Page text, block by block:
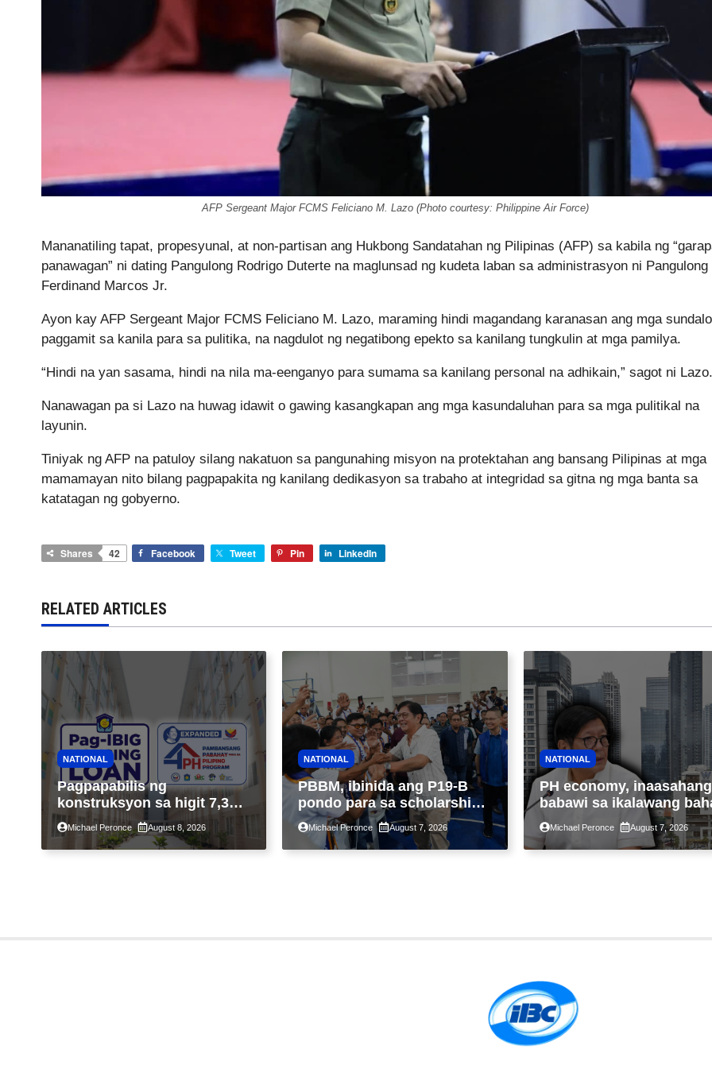
AFP Sergeant Major FCMS Feliciano M. Lazo (Photo courtesy: Philippine Air Force)
Mananatiling tapat, propesyunal, at non-partisan ang Hukbong Sandatahan ng Pilipinas (AFP) sa kabila ng
panawagan” ni dating Pangulong Rodrigo Duterte na maglunsad ng kudeta laban sa administrasyon ni Pangulong
Ferdinand Marcos Jr.
Ayon kay AFP Sergeant Major FCMS Feliciano M. Lazo, maraming hindi magandang karanasan ang mga
paggamit sa kanila para sa pulitika, na nagdulot ng negatibong epekto sa kanilang tungkulin at mga pamilya.
“Hindi na yan sasama, hindi na nila ma-eenganyo para sumama sa kanilang personal na adhikain,” sagot ni Lazo.
Nanawagan pa si Lazo na huwag idawit o gawing kasangkapan ang mga kasundaluhan para sa mga pulitikal na
layunin.
Tiniyak ng AFP na patuloy silang nakatuon sa pangunahing misyon na protektahan ang bansang Pilipinas at mga
mamamayan nito bilang pagpapakita ng kanilang dedikasyon sa trabaho at integridad sa gitna ng mga banta sa
katatagan ng gobyerno.
Shares 42 Facebook Tweet Pin LinkedIn
RELATED ARTICLES
NATIONAL
Pagpapabilis ng
konstruksyon sa higit 7,300
kabahayan sa ilalim ng
Expanded 4PH, posible na
sa pagtutulungan ng Pag-
Michael Peronce August 8, 2026
NATIONAL
PBBM, ibinida ang P19-B
pondo para sa scholarship
ngayong taon, pinakamalaki
sa kasaysayan ng TESDA
Michael Peronce August 7, 2026
NATIONAL
PH economy, inaasahang
babawi sa ikalawang
ng taon kasunod ng 2.3%
GDP dulot ng Middle
war, pagkaantala ng
Michael Peronce August 7, 2026